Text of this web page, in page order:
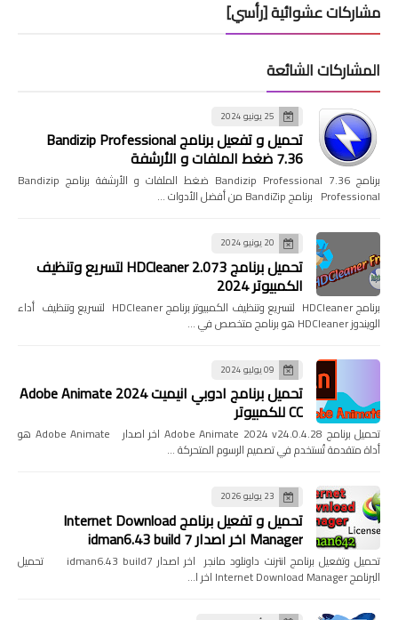
مشاركات عشوائية [رأسي]
المشاركات الشائعة
25 يونيو 2024
تحميل و تفعيل برنامج Bandizip Professional
7.36 ضغط الملفات و الأرشفة
برنامج Bandizip Professional 7.36 ضغط الملفات و الأرشفة برنامج Bandizip
Professional برنامج BandiZip من أفضل الأدوات …
20 يونيو 2024
تحميل برنامج HDCleaner 2.073 لتسريع وتنظيف
الكمبيوتر 2024
برنامج HDCleaner لتسريع وتنظيف الكمبيوتر برنامج HDCleaner لتسريع وتنظيف أداء
الويندوز HDCleaner هو برنامج متخصص في …
09 يوليو 2024
تحميل برنامج ادوبي انيميت 2024 Adobe Animate
CC للكمبيوتر
تحميل برنامج Adobe Animate 2024 v24.0.4.28 اخر اصدار Adobe Animate هو
أداة متقدمة تُستخدم في تصميم الرسوم المتحركة …
23 يوليو 2026
تحميل و تفعيل برنامج Internet Download
Manager اخر اصدار idman6.43 build 7
تحميل وتفعيل برنامج انترنت داونلود مانجر اخر اصدار idman6.43 build7 تحميل
البرنامج Internet Download Manager اخر ا…